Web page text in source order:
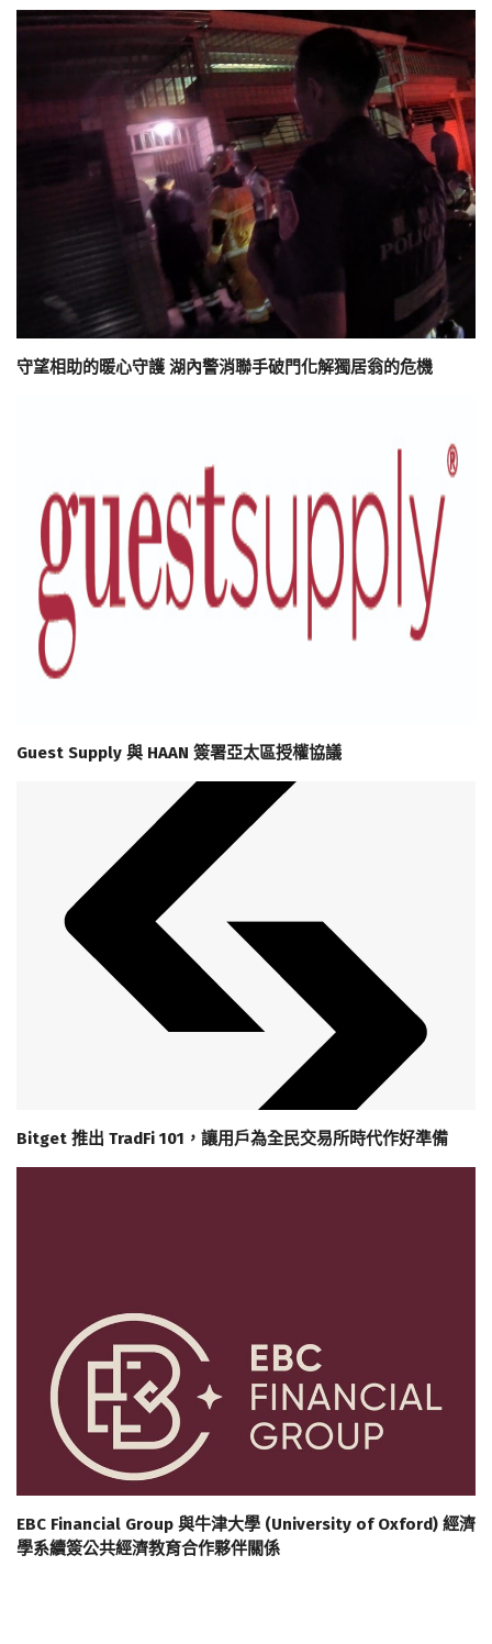
守望相助的暖心守護 湖內警消聯手破門化解獨居翁的危機
Guest Supply 與 HAAN 簽署亞太區授權協議
Bitget 推出 TradFi 101，讓用戶為全民交易所時代作好準備
EBC Financial Group 與牛津大學 (University of Oxford) 經濟
學系續簽公共經濟教育合作夥伴關係